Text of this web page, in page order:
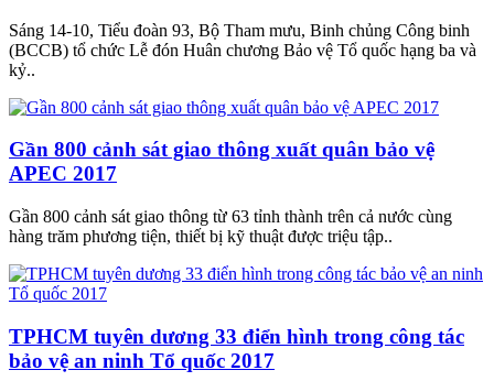
Sáng 14-10, Tiểu đoàn 93, Bộ Tham mưu, Binh chủng Công binh
(BCCB) tổ chức Lễ đón Huân chương Bảo vệ Tổ quốc hạng ba và
kỷ..
Gần 800 cảnh sát giao thông xuất quân bảo vệ
APEC 2017
Gần 800 cảnh sát giao thông từ 63 tỉnh thành trên cả nước cùng
hàng trăm phương tiện, thiết bị kỹ thuật được triệu tập..
TPHCM tuyên dương 33 điển hình trong công tác
bảo vệ an ninh Tổ quốc 2017